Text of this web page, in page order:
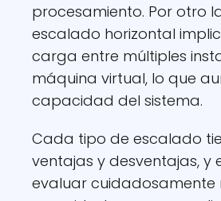
procesamiento. Por otro
escalado horizontal
carga entre múltiples
máquina virtual, lo que
capacidad del sistema.
Cada tipo de escalado
ventajas y desventajas, y
evaluar cuidadosamente